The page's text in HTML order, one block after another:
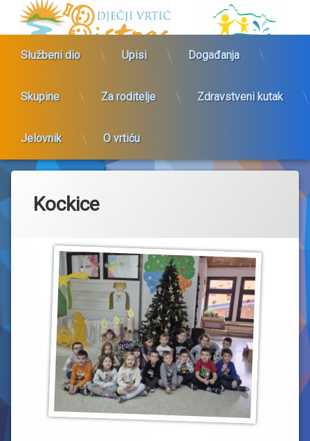
Preskoči
sadržaj
Dječji vrtić
Službeni dio Upisi Događanja
Skupine Za roditelje Zdravstveni kutak
Jelovnik O vrtiću
Kockice